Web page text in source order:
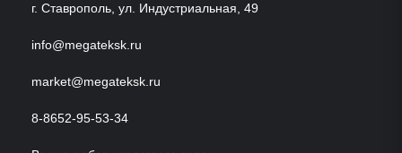
г. Ставрополь, ул. Индустриальная, 49
info@megateksk.ru
market@megateksk.ru
8-8652-95-53-34